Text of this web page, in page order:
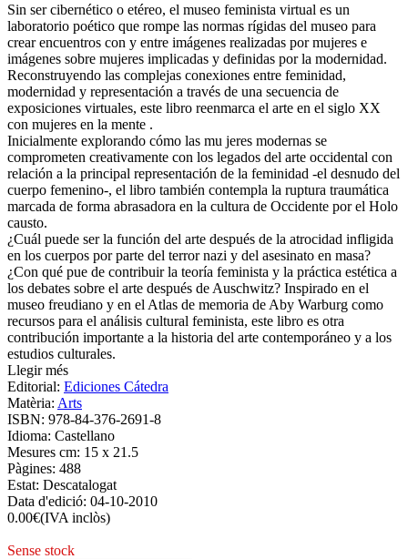
Sin ser cibernético o etéreo, el museo feminista virtual es un
laboratorio poético que rompe las normas rígidas del museo para
crear encuentros con y entre imágenes realizadas por mujeres e
imágenes sobre mujeres implicadas y definidas por la modernidad.
Reconstruyendo las complejas conexiones entre feminidad,
modernidad y representación a través de una secuencia de
exposiciones virtuales, este libro reenmarca el arte en el siglo XX
con mujeres en la mente .
Inicialmente explorando cómo las mu jeres modernas se
comprometen creativamente con los legados del arte occidental con
relación a la principal representación de la feminidad -el desnudo del
cuerpo femenino-, el libro también contempla la ruptura traumática
marcada de forma abrasadora en la cultura de Occidente por el Holo
causto.
¿Cuál puede ser la función del arte después de la atrocidad infligida
en los cuerpos por parte del terror nazi y del asesinato en masa?
¿Con qué pue de contribuir la teoría feminista y la práctica estética a
los debates sobre el arte después de Auschwitz? Inspirado en el
museo freudiano y en el Atlas de memoria de Aby Warburg como
recursos para el análisis cultural feminista, este libro es otra
contribución importante a la historia del arte contemporáneo y a los
estudios culturales.
Llegir més
Editorial: Ediciones Cátedra
Matèria: Arts
ISBN: 978-84-376-2691-8
Idioma: Castellano
Mesures cm: 15 x 21.5
Pàgines: 488
Estat: Descatalogat
Data d'edició: 04-10-2010
0.00€(IVA inclòs)
Sense stock